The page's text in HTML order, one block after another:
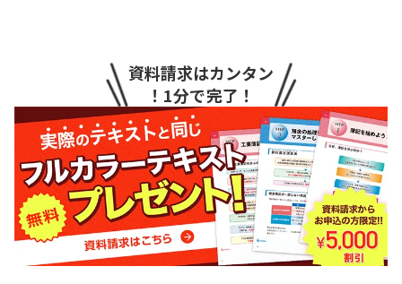
資料請求はカンタン
！1分で完了！